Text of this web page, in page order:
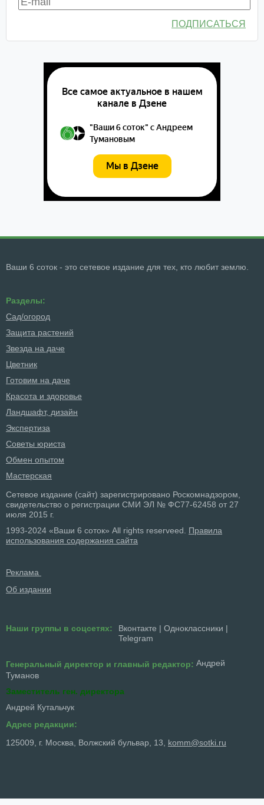
ПОДПИСАТЬСЯ
Ваши 6 соток - это сетевое издание для тех, кто любит землю.
Разделы:
Сад/огород
Защита растений
Звезда на даче
Цветник
Готовим на даче
Красота и здоровье
Ландшафт, дизайн
Экспертиза
Советы юриста
Обмен опытом
Мастерская
Сетевое издание (сайт) зарегистрировано Роскомнадзором,
свидетельство о регистрации СМИ ЭЛ № ФС77-62458 от 27
июля 2015 г.
1993-2024 «Ваши 6 соток» All rights reserveed. Правила
использования содержания сайта
Реклама
Об издании
Наши группы в соцсетях: Вконтакте | Одноклассники |
Telegram
Генеральный директор и главный редактор: Андрей
Туманов
Заместитель ген. директора
Андрей Кутальчук
Адрес редакции:
125009, г. Москва, Волжский бульвар, 13, komm@sotki.ru